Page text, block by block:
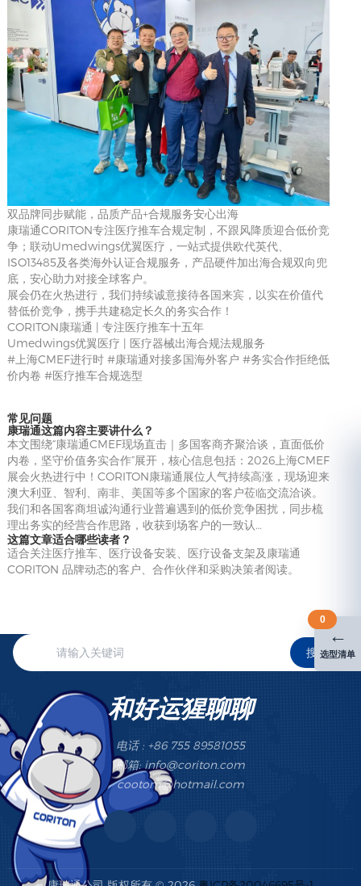
双品牌同步赋能，品质产品+合规服务安心出海
康瑞通CORITON专注医疗推车合规定制，不跟风降质迎合低价竞
争；联动Umedwings优翼医疗，一站式提供欧代英代、
ISO13485及各类海外认证合规服务，产品硬件加出海合规双向兜
底，安心助力对接全球客户。
展会仍在火热进行，我们持续诚意接待各国来宾，以实在价值代
替低价竞争，携手共建稳定长久的务实合作！
CORITON康瑞通 | 专注医疗推车十五年
Umedwings优翼医疗 | 医疗器械出海合规法规服务
#上海CMEF进行时 #康瑞通对接多国海外客户 #务实合作拒绝低
价内卷 #医疗推车合规选型
常见问题
康瑞通这篇内容主要讲什么？
本文围绕“康瑞通CMEF现场直击｜多国客商齐聚洽谈，直面低价
内卷，坚守价值务实合作”展开，核心信息包括：2026上海CMEF
展会火热进行中！CORITON康瑞通展位人气持续高涨，现场迎来
澳大利亚、智利、南非、美国等多个国家的客户莅临交流洽谈。
我们和各国客商坦诚沟通行业普遍遇到的低价竞争困扰，同步梳
理出务实的经营合作思路，收获到场客户的一致认…
这篇文章适合哪些读者？
适合关注医疗推车、医疗设备安装、医疗设备支架及康瑞通
CORITON 品牌动态的客户、合作伙伴和采购决策者阅读。
搜索
和好运猩聊聊
电话 : +86 755 89581055
邮箱: info@coriton.com
cootom@hotmail.com
←
选型清单
0